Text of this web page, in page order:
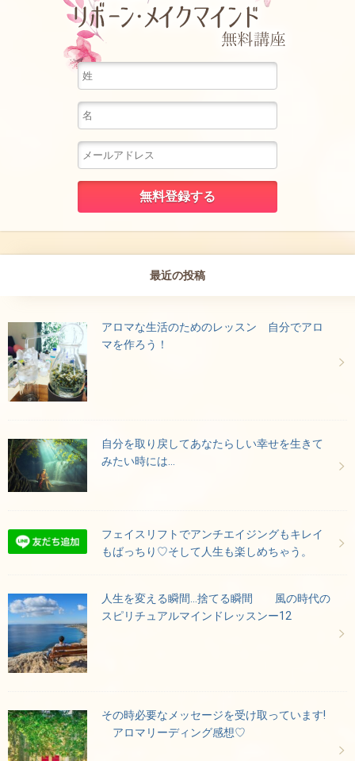
最近の投稿
アロマな生活のためのレッスン 自分でアロ
マを作ろう！
自分を取り戻してあなたらしい幸せを生きて
みたい時には…
フェイスリフトでアンチエイジングもキレイ
もばっちり♡そして人生も楽しめちゃう。
人生を変える瞬間…捨てる瞬間 風の時代の
スピリチュアルマインドレッスンー12
その時必要なメッセージを受け取っています!
アロマリーディング感想♡